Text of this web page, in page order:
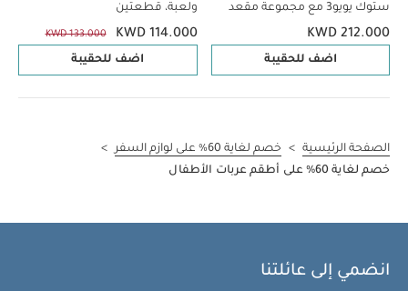
ستوك يويو3 مع مجموعة مقعد
للأطفال لعمر 6 شهور فأكثر بلون
جينجر (قطعتين)
KWD 212.000
اضف للحقيبة
ولعبة، قطعتين
KWD 114.000
KWD 133.000
اضف للحقيبة
الصفحة الرئيسية > خصم لغاية 60% على لوازم السفر
>
خصم لغاية 60% على أطقم عربات الأطفال
انضمي إلى عائلتنا